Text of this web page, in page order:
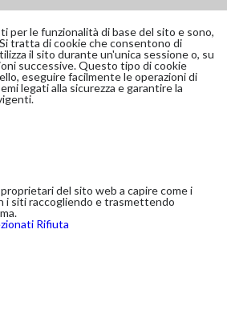
per le funzionalità di base del sito e sono,
tratta di cookie che consentono di
il sito durante un'unica sessione o, su
successive. Questo tipo di cookie
eseguire facilmente le operazioni di
legati alla sicurezza e garantire la
del sito web a capire come i
i siti raccogliendo e trasmettendo
Rifiuta